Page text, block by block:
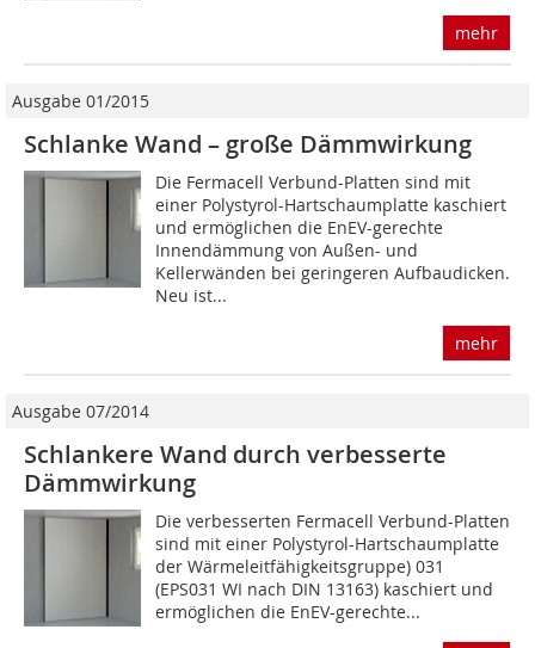
mehr
Ausgabe 01/2015
Schlanke Wand – große Dämmwirkung
Die Fermacell Verbund-Platten sind mit
einer Polystyrol-Hartschaumplatte kaschiert
und ermöglichen die EnEV-gerechte
Innendämmung von Außen- und
Kellerwänden bei geringeren Aufbaudicken.
Neu ist...
mehr
Ausgabe 07/2014
Schlankere Wand durch verbesserte
Dämmwirkung
Die verbesserten Fermacell Verbund-Platten
sind mit einer Polystyrol-Hartschaumplatte
der Wärmeleitfähigkeitsgruppe) 031
(EPS031 WI nach DIN 13163) kaschiert und
ermöglichen die EnEV-gerechte...